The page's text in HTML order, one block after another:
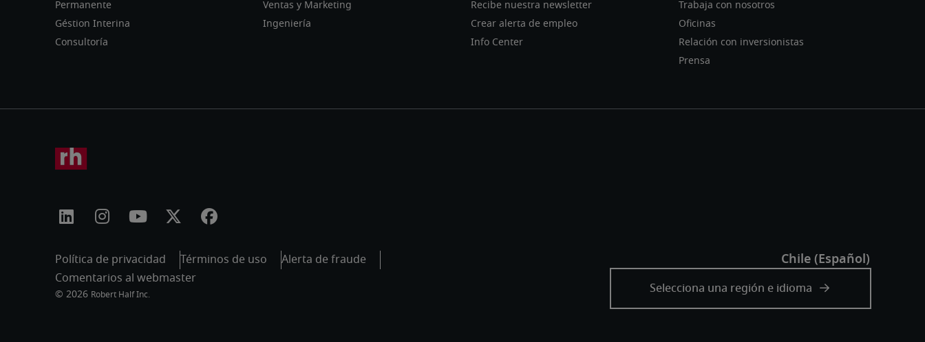
Permanente
Géstion Interina
Consultoría
Ventas y Marketing
Ingeniería
Recibe nuestra newsletter
Crear alerta de empleo
Info Center
Trabaja con nosotros
Oficinas
Relación con inversionistas
Prensa
Política de privacidad Términos de uso
Alerta de fraude
Comentarios al webmaster